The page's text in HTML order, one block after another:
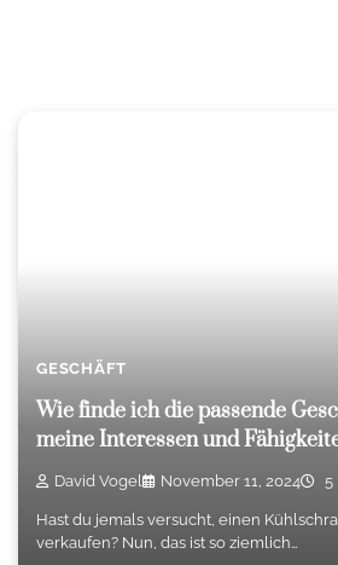
GESCHÄFT
Wie finde ich die passende
meine Interessen und
David Vogel November 11, 2024 5
Hast du jemals versucht, einen
verkaufen? Nun, das ist so ziemlich…